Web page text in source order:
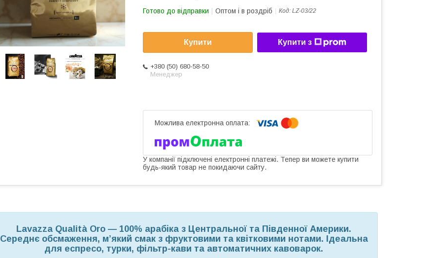
Готово до відправки Оптом і в роздріб Код: LZ-03/22
Купити Купити з
+380 (50) 680-58-50
Менеджер
У компанії підключені електронні платежі. Тепер ви можете купити
будь-який товар не покидаючи сайту.
Lavazza Qualità Oro — 100% арабіка з Центральної та Південної Америки.
Середнє обсмаження, м’який смак з фруктовими та квітковими нотами. Ідеальна
для еспресо, турки, фільтр-кави та автоматичних кавоварок.